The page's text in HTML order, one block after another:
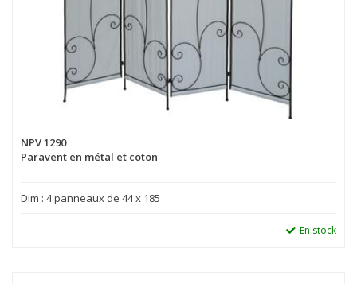
NPV 1290
Paravent en métal et coton
Dim : 4 panneaux de 44 x 185
En stock